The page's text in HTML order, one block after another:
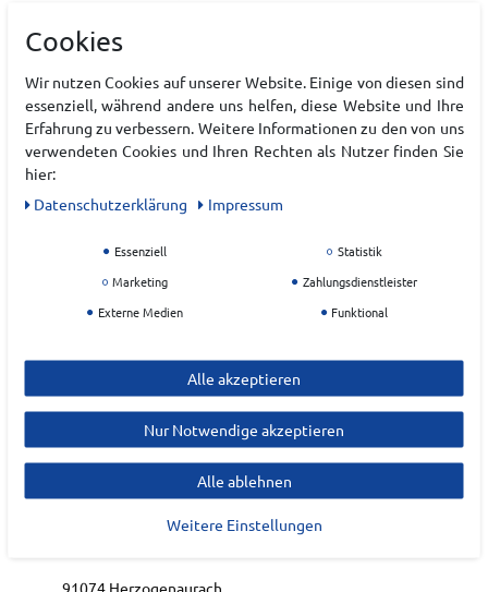
bis ins Stadion. Der Rundhalsausschnitt sorgt für ein
angenehmes Tragegefühl, während das Trefoil-
Branding dem Piece eine authentische Optik
verleiht. Egal, ob du unterwegs bist oder Argentinien
anfeuerst, mit diesem Kleid siehst du immer
mühelos cool aus. Erlebe die Verschmelzung von
4068821866669
Materialzusammensetzung: Hauptmaterial: 100%
Recycelt) / 2% Elasthan
Hersteller
EU Verantwortlicher
91074 Herzogenaurach
Cookies
Wir nutzen Cookies auf unserer Website. Einige von diesen sind
essenziell, während andere uns helfen, diese Website und Ihre
Erfahrung zu verbessern. Weitere Informationen zu den von uns
verwendeten Cookies und Ihren Rechten als Nutzer finden Sie
hier:
Daten­schutz­erklärung
Impressum
Essenziell
Statistik
Marketing
Zahlungsdienstleister
Externe Medien
Funktional
Alle akzeptieren
Nur Notwendige akzeptieren
Alle ablehnen
Weitere Einstellungen